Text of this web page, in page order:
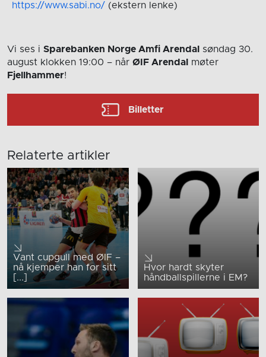
https://www.sabi.no/ (ekstern lenke)
Vi ses i Sparebanken Norge Amfi Arendal
søndag 30.
august klokken 19:00 – når ØIF Arendal
møter
Fjellhammer!
Billetter
Relaterte artikler
Vant cupgull med ØIF –
nå kjemper han for sitt
[...]
Hvor hardt skyter
håndballspillerne i EM?